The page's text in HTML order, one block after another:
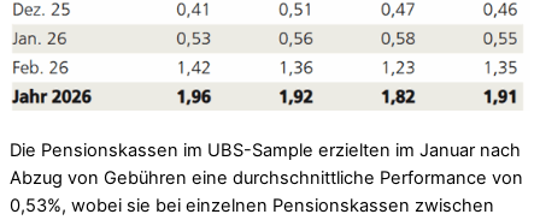
Die Pensionskassen im UBS-Sample erzielten im Januar nach
Abzug von Gebühren eine durchschnittliche Performance von
0,53%, wobei sie bei einzelnen Pensionskassen zwischen